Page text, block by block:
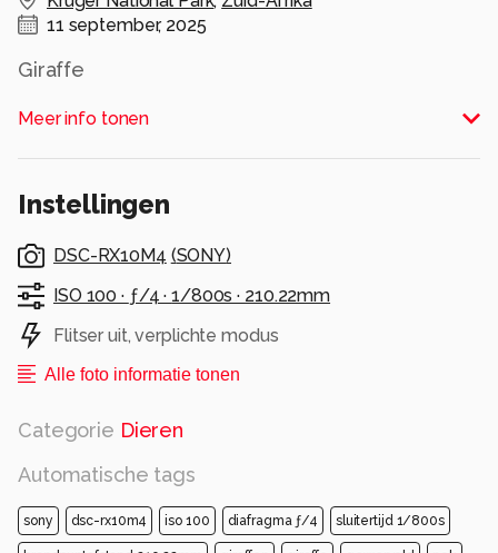
11 september, 2025
Giraffe
Alle rechten voorbehouden
Meer info tonen
Instellingen
DSC-RX10M4 (SONY)
ISO 100 · ƒ/4 ·1/800s · 210.22mm
Flitser uit, verplichte modus
Alle foto informatie tonen
Categorie Dieren
Automatische tags
sony dsc-rx10m4 iso 100 diafragma ƒ/4 sluitertijd 1/800s